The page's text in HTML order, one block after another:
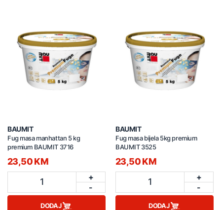
BAUMIT
Fug masa manhattan 5 kg
premium BAUMIT 3716
23,50 KM
1
+
-
DODAJ
BAUMIT
Fug masa bijela 5kg premium
BAUMIT 3525
23,50 KM
1
+
-
DODAJ